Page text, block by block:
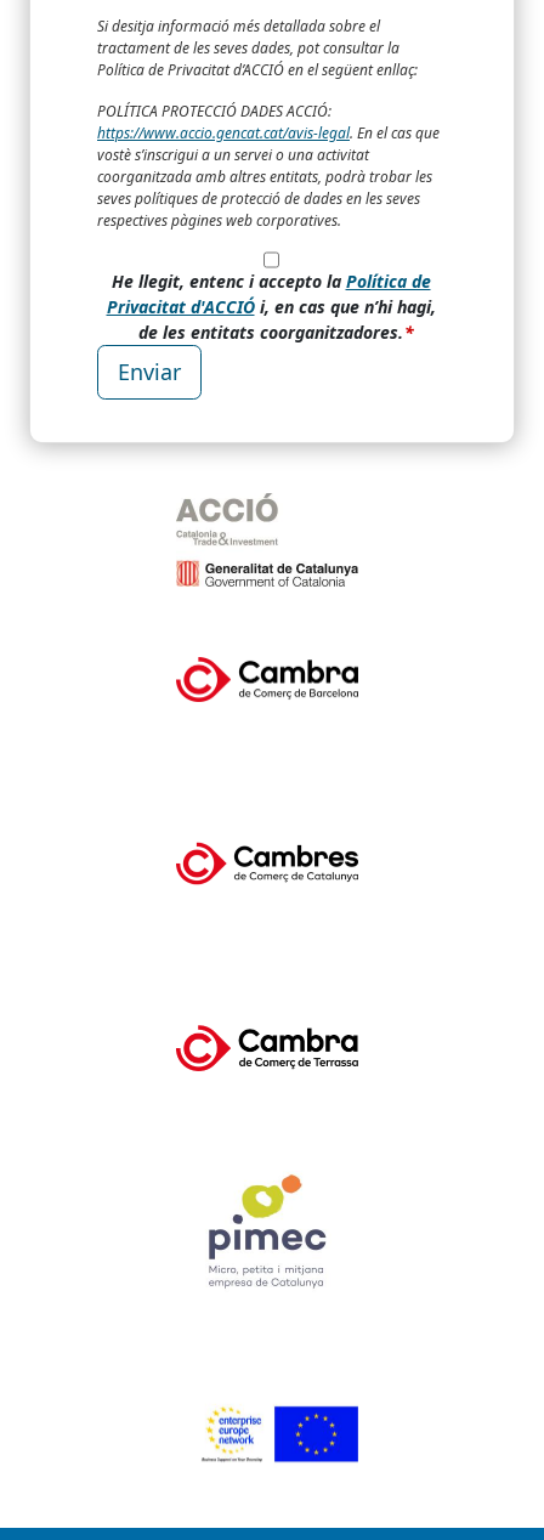
Si desitja informació més detallada sobre el
tractament de les seves dades, pot consultar la
Política de Privacitat d’ACCIÓ en el següent enllaç:
POLÍTICA PROTECCIÓ DADES ACCIÓ:
https://www.accio.gencat.cat/avis-legal. En el cas que
vostè s’inscrigui a un servei o una activitat
coorganitzada amb altres entitats, podrà trobar les
seves polítiques de protecció de dades en les seves
respectives pàgines web corporatives.
He llegit, entenc i accepto la Política de
Privacitat d'ACCIÓi, en cas que n’hi hagi,
de les entitats coorganitzadores.
Enviar